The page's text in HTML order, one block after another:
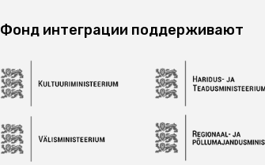
Фонд интеграции поддерживают